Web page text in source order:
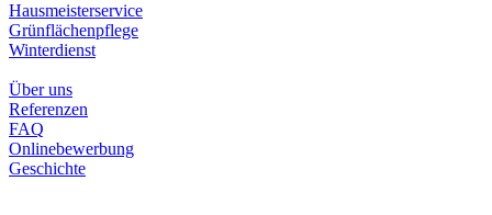
Hausmeisterservice
Grünflächenpflege
Winterdienst
Über uns
Referenzen
FAQ
Onlinebewerbung
Geschichte